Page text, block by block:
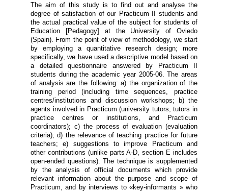
The aim of this study is to find out and analyse the
degree of satisfaction of our Practicum II students and
the actual practical value of the subject for students of
Education [Pedagogy] at the University of Oviedo
(Spain). From the point of view of methodology, we start
by employing a quantitative research design; more
specifically, we have used a descriptive model based on
a detailed questionnaire answered by Practicum II
students during the academic year 2005-06. The areas
of analysis are the following: a) the organization of the
training period (including time sequences, practice
centres/institutions and discussion workshops; b) the
agents involved in Practicum (university tutors, tutors in
practice centres or institutions, and Practicum
coordinators); c) the process of evaluation (evaluation
criteria); d) the relevance of teaching practice for future
teachers; e) suggestions to improve Practicum and
other contributions (unlike parts A-D, section E includes
open-ended questions). The technique is supplemented
by the analysis of official documents which provide
relevant information about the purpose and scope of
Practicum, and by interviews to «key-informants » who